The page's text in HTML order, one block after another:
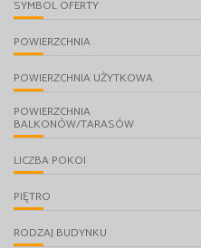
SYMBOL OFERTY
POWIERZCHNIA
POWIERZCHNIA UŻYTKOWA
POWIERZCHNIA
BALKONÓW/TARASÓW
LICZBA POKOI
PIĘTRO
RODZAJ BUDYNKU